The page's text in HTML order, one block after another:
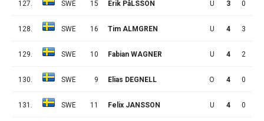
127. SWE 15 Erik PåLSSON U 3 0
128. SWE 16 Tim ALMGREN U 4 3
129. SWE 10 Fabian WAGNER U 4 2
130. SWE 9 Elias DEGNELL O 4 0
131. SWE 11 Felix JANSSON U 4 0